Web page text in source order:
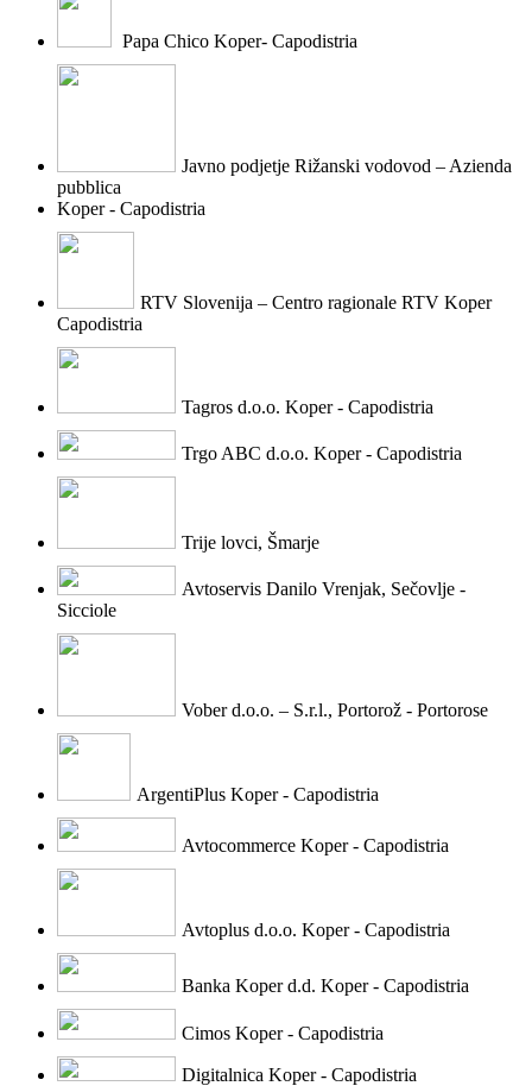
Papa Chico Koper- Capodistria
Javno podjetje Rižanski vodovod – Azienda
pubblica
Koper - Capodistria
RTV Slovenija – Centro ragionale RTV Koper
Capodistria
Tagros d.o.o. Koper - Capodistria
Trgo ABC d.o.o. Koper - Capodistria
Trije lovci, Šmarje
Avtoservis Danilo Vrenjak, Sečovlje -
Sicciole
Vober d.o.o. – S.r.l., Portorož - Portorose
ArgentiPlus Koper - Capodistria
Avtocommerce Koper - Capodistria
Avtoplus d.o.o. Koper - Capodistria
Banka Koper d.d. Koper - Capodistria
Cimos Koper - Capodistria
Digitalnica Koper - Capodistria